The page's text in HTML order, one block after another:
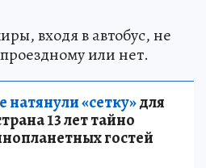
входя в автобус, не
или нет.
«сетку»для
13 лет тайно
гостей